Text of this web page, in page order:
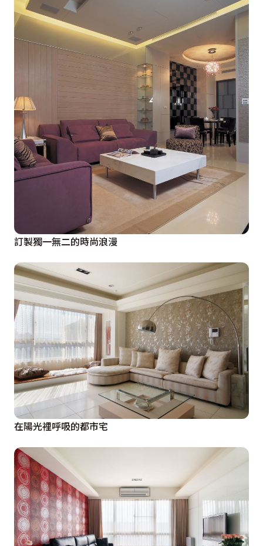
訂製獨一無二的時尚浪漫
在陽光裡呼吸的都市宅